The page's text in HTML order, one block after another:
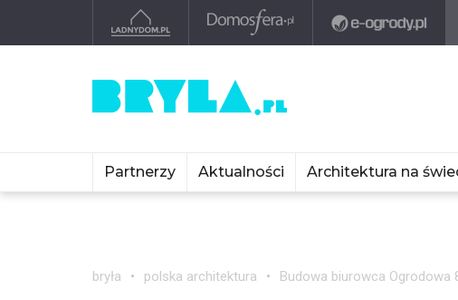
Partnerzy Aktualności Architektura na
bryła polska architektura Budowa biurowca Ogrodowa